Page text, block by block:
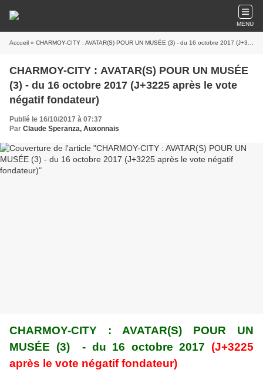
MENU
Accueil » CHARMOY-CITY : AVATAR(S) POUR UN MUSÉE (3) - du 16 octobre 2017 (J+3225 après le vote négatif fondateur)
CHARMOY-CITY : AVATAR(S) POUR UN MUSÉE
(3) - du 16 octobre 2017 (J+3225 après le vote
négatif fondateur)
Publié le 16/10/2017 à 07:37
Par Claude Speranza, Auxonnais
CHARMOY-CITY : AVATAR(S) POUR UN
MUSÉE (3) - du 16 octobre 2017
(J+3225
après le vote négatif fondateur)